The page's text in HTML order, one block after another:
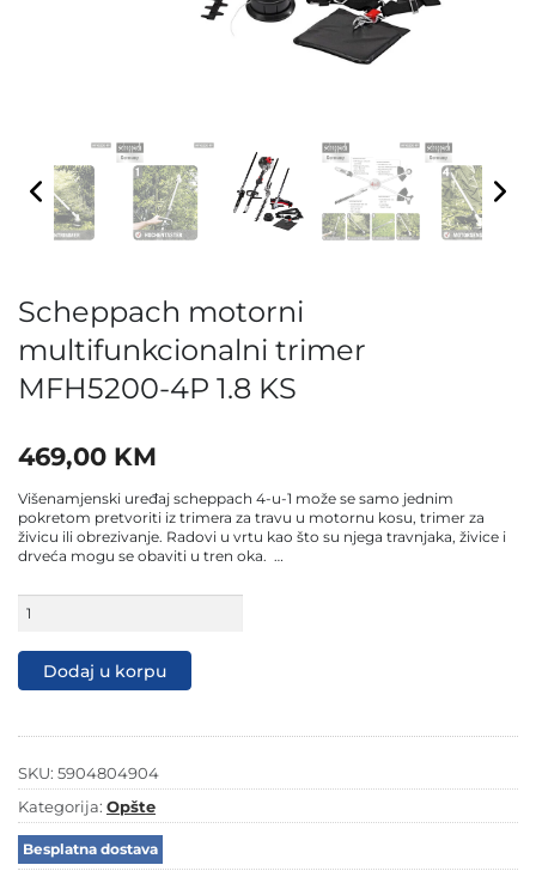
Scheppach motorni
multifunkcionalni trimer
MFH5200-4P 1.8 KS
469,00 KM
Višenamjenski uređaj scheppach 4-u-1 može se samo jednim
pokretom pretvoriti iz trimera za travu u motornu kosu, trimer za
živicu ili obrezivanje. Radovi u vrtu kao što su njega travnjaka, živice i
drveća mogu se obaviti u tren oka. …
motorni
trimer
MFH5200-
KS
Dodaj u korpu
SKU: 5904804904
Kategorija: Opšte
Besplatna dostava